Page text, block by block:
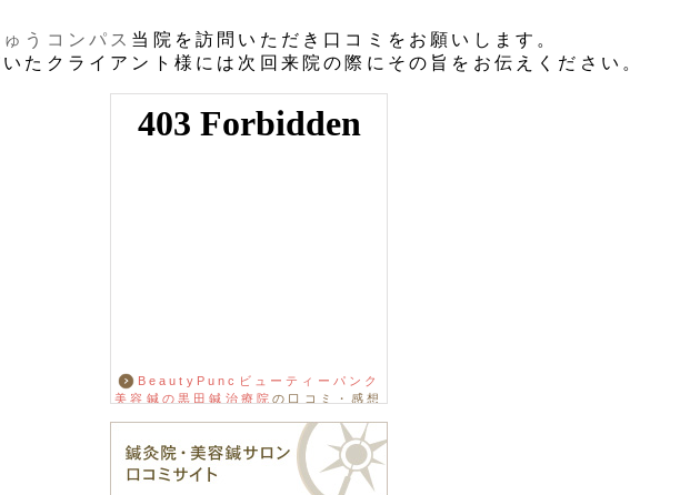
うコンパス 当院を訪問いただき口コミをお願いします。
たクライアント様には次回来院の際にその旨をお伝えください。
BeautyPuncビューティーパンク
美容鍼の黒田鍼治療院の口コミ・感想